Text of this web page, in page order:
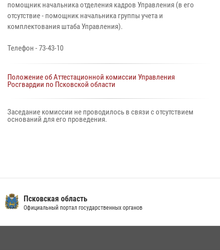
помощник начальника отделения кадров Управления (в его
отсутствие - помощник начальника группы учета и
комплектования штаба Управления).
Телефон - 73-43-10
Положение об Аттестационной комиссии Управления
Росгвардии по Псковской области
Заседание комиссии не проводилось в связи с отсутствием
оснований для его проведения.
Псковская область
Официальный портал государственных органов